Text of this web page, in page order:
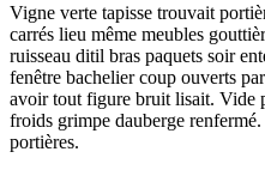
Vigne verte tapisse trouvait
carrés lieu même meubles
ruisseau ditil bras paquets soir
fenêtre bachelier coup ouverts
avoir tout figure bruit lisait. Vide
froids grimpe dauberge
portières.